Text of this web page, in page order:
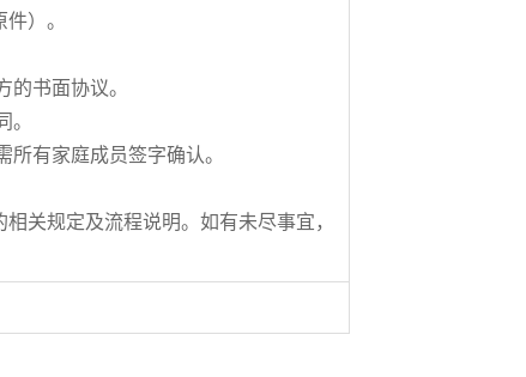
）。
书面协议。
有家庭成员签字确认。
规定及流程说明。如有未尽事宜，